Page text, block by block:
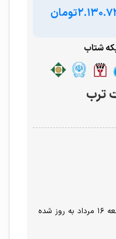
تومان
شتاب
ترب
قیمت محصولات سایت امروز ،جمعه ۱۶ مرداد به روز شده